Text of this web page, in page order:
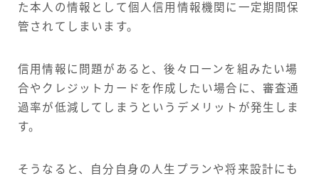
た本人の情報として個人信用情報機関に一定期間保
管されてしまいます。
信用情報に問題があると、後々ローンを組みたい場
合やクレジットカードを作成したい場合に、審査通
過率が低減してしまうというデメリットが発生しま
す。
そうなると、自分自身の人生プランや将来設計にも